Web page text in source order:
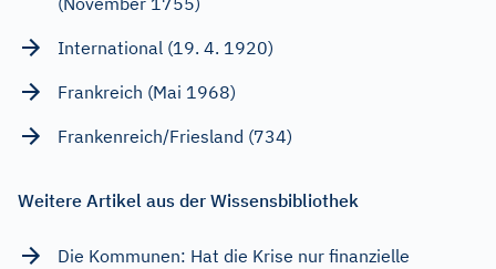
International (19. 4. 1920)
Frankreich (Mai 1968)
Frankenreich/Friesland (734)
Weitere Artikel aus der Wissensbibliothek
Die Kommunen: Hat die Krise nur finanzielle